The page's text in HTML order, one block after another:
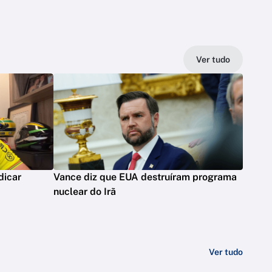
Ver tudo
Vance diz que EUA destruíram programa
nuclear do Irã
Ver tudo